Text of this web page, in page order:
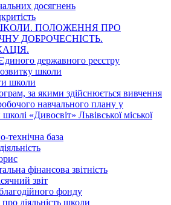
досягнень
ПОЛОЖЕННЯ ПРО
ДОБРОЧЕСНІСТЬ.
державного реєстру
школи
школи
за якими здійснюється вивчення
навчального плану у
«Дивосвіт» Львівської міської
технічна база
фінансова звітність
звіт
фонду
про діяльність школи